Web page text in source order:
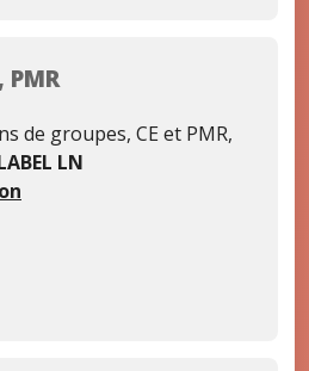
PMR
de groupes, CE et PMR,
LN